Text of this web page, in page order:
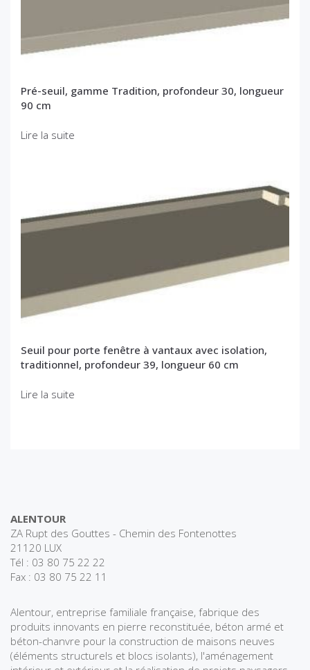
Pré-seuil, gamme Tradition, profondeur 30, longueur
90 cm
Lire la suite
Seuil pour porte fenêtre à vantaux avec isolation,
traditionnel, profondeur 39, longueur 60 cm
Lire la suite
ALENTOUR
ZA Rupt des Gouttes - Chemin des Fontenottes
21120 LUX
Tél : 03 80 75 22 22
Fax : 03 80 75 22 11
Alentour, entreprise familiale française, fabrique des
produits innovants en pierre reconstituée, béton armé et
béton-chanvre pour la construction de maisons neuves
(éléments structurels et blocs isolants), l'aménagement